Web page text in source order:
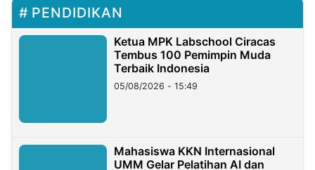
PENDIDIKAN
Ketua MPK Labschool Ciracas
Tembus 100 Pemimpin Muda
Terbaik Indonesia
05/08/2026 - 15:49
Mahasiswa KKN Internasional
UMM Gelar Pelatihan AI dan